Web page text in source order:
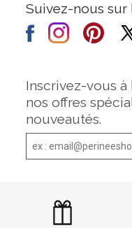
Suivez-nous sur
Inscrivez-vous
nos offres
nouveautés.